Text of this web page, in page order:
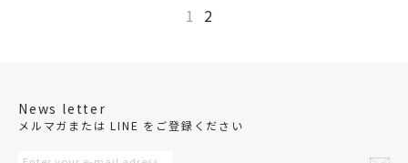
1 2
News letter
メルマガまたは LINE をご登録ください